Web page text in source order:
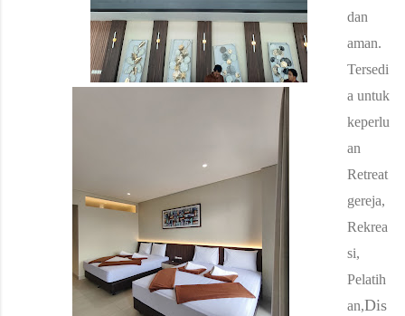
dan
aman.
Tersedi
a untuk
keperlu
an
Retreat
gereja,
Rekrea
si,
Pelatih
an,Dis